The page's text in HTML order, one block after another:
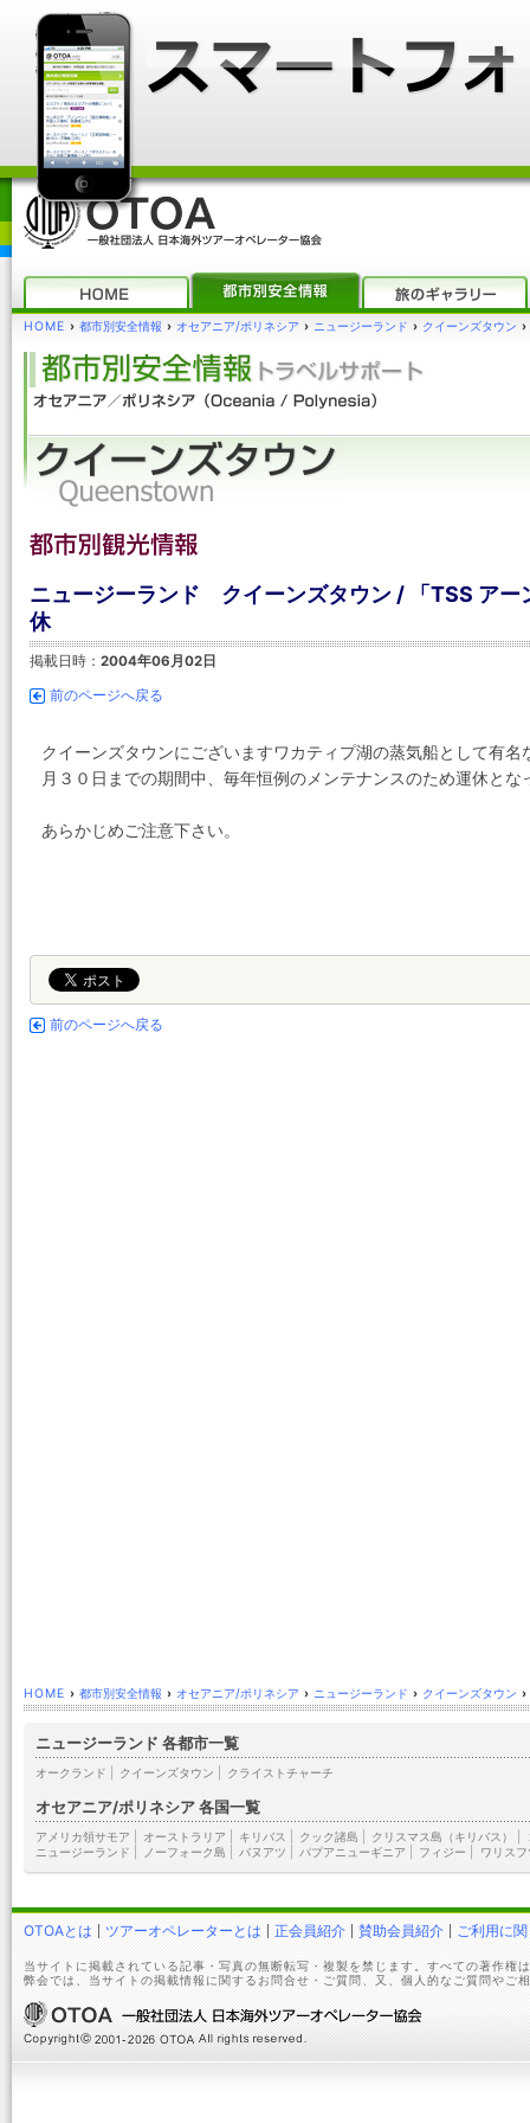
HOME › 都市別安全情報 › オセアニア/ポリネシア › ニュージーランド › クイーンズタウン ›
ニュージーランド クイーンズタウン / 「TSS ア
休
掲載日時： 2004年06月02日
前のページへ戻る
クイーンズタウンにございますワカティプ湖の蒸気船として有
月３０日までの期間中、毎年恒例のメンテナンスのため運休とな
あらかじめご注意下さい。
前のページへ戻る
HOME › 都市別安全情報 › オセアニア/ポリネシア › ニュージーランド › クイーンズタウン ›
ニュージーランド 各都市一覧
オークランド クイーンズタウン クライストチャーチ
オセアニア/ポリネシア 各国一覧
アメリカ領サモア オーストラリア キリバス クック諸島 クリスマス島（キリバス）
ニュージーランド
ノーフォーク島 バヌアツ パプアニューギニア フィジー ワリス
OTOAとは ツアーオペレーターとは 正会員紹介 賛助会員紹介 ご利用に
当サイトに掲載されている記事・写真の無断転写・複製を禁じます。すべての著作権
弊会では、当サイトの掲載情報に関するお問合せ・ご質問、又、個人的なご質問やご